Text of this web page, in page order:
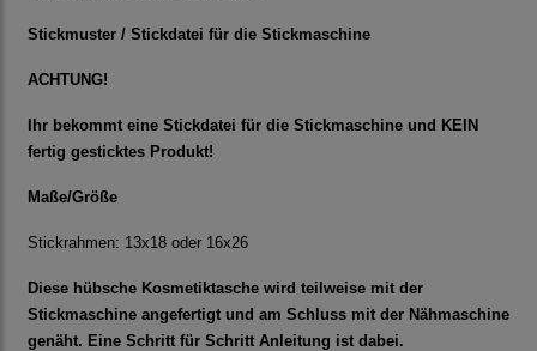
Stickmuster / Stickdatei für die Stickmaschine
ACHTUNG!
Ihr bekommt eine Stickdatei für die Stickmaschine und KEIN
fertig gesticktes Produkt!
Maße/Größe
Stickrahmen: 13x18 oder 16x26
Diese hübsche Kosmetiktasche wird teilweise mit der
Stickmaschine angefertigt und am Schluss mit der Nähmaschine
genäht. Eine Schritt für Schritt Anleitung ist dabei.